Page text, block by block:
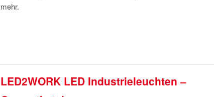
mehr.
LED2WORK LED Industrieleuchten –